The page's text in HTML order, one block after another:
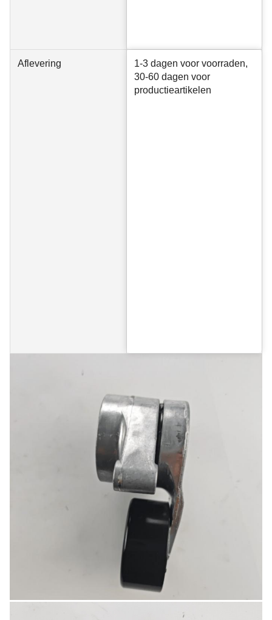
Aflevering
1-3 dagen voor voorraden,
30-60 dagen voor
productieartikelen